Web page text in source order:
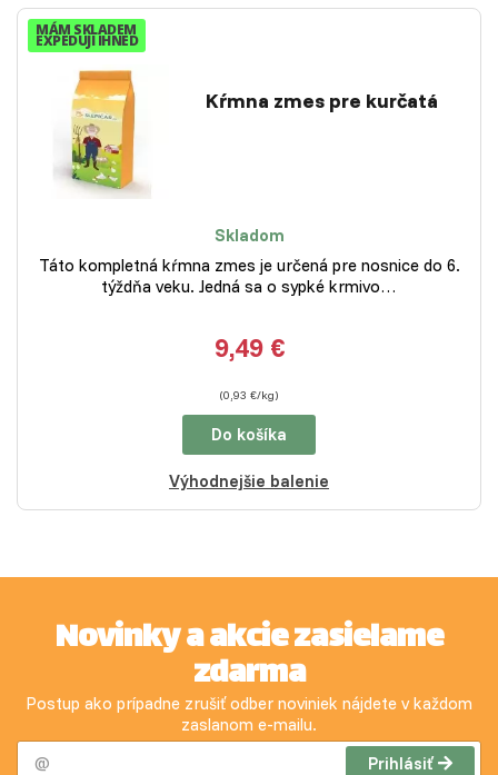
MÁM SKLADEM
EXPEDUJI IHNED
Kŕmna zmes pre kurčatá
Skladom
Táto kompletná kŕmna zmes je určená pre nosnice do 6.
týždňa veku. Jedná sa o sypké krmivo…
9,49 €
(0,93 €/kg)
Do košíka
Výhodnejšie balenie
Novinky a akcie zasielame
zdarma
Postup ako prípadne zrušiť odber noviniek nájdete v každom
zaslanom e-mailu.
Prihlásiť